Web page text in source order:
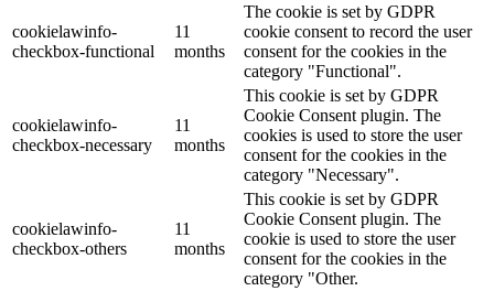
cookielawinfo-
checkbox-functional
11
months
The cookie is set by GDPR
cookie consent to record the user
consent for the cookies in the
category "Functional".
cookielawinfo-
checkbox-necessary
11
months
This cookie is set by GDPR
Cookie Consent plugin. The
cookies is used to store the user
consent for the cookies in the
category "Necessary".
cookielawinfo-
checkbox-others
11
months
This cookie is set by GDPR
Cookie Consent plugin. The
cookie is used to store the user
consent for the cookies in the
category "Other.